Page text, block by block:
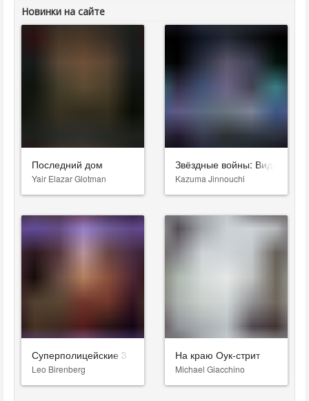
Новинки на сайте
Последний дом
Yair Elazar Glotman
Звёздные войны: Видения.
Kazuma Jinnouchi
Суперполицейские 3
Leo Birenberg
На краю Оук-стрит
Michael Giacchino